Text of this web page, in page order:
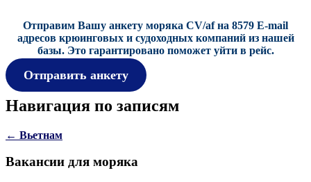
Отправим Вашу анкету моряка CV/af на 8579 E-mail
адресов крюинговых и судоходных компаний из нашей
базы. Это гарантировано поможет уйти в рейс.
Отправить анкету
Навигация по записям
← Вьетнам
Вакансии для моряка